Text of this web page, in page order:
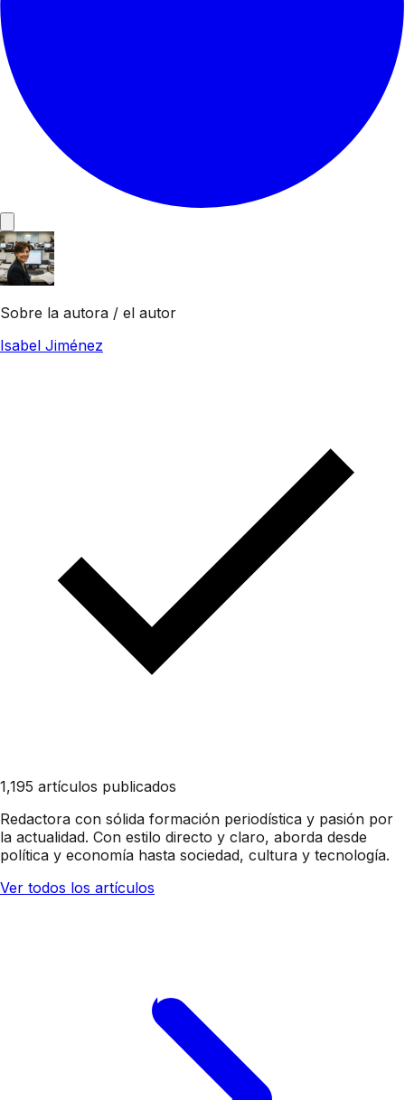
Sobre la autora / el autor
Isabel Jiménez
1,195 artículos publicados
Redactora con sólida formación periodística y pasión por
la actualidad. Con estilo directo y claro, aborda desde
política y economía hasta sociedad, cultura y tecnología.
Ver todos los artículos